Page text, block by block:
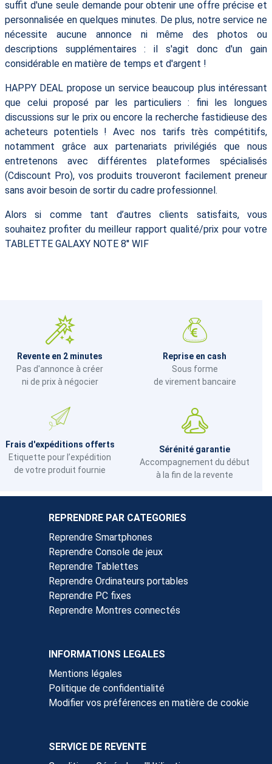
suffit d'une seule demande pour obtenir une offre précise et
personnalisée en quelques minutes. De plus, notre service ne
nécessite aucune annonce ni même des photos ou
descriptions supplémentaires : il s'agit donc d'un gain
considérable en matière de temps et d'argent !
HAPPY DEAL propose un service beaucoup plus intéressant
que celui proposé par les particuliers : fini les longues
discussions sur le prix ou encore la recherche fastidieuse des
acheteurs potentiels ! Avec nos tarifs très compétitifs,
notamment grâce aux partenariats privilégiés que nous
entretenons avec différentes plateformes spécialisés
(Cdiscount Pro), vos produits trouveront facilement preneur
sans avoir besoin de sortir du cadre professionnel.
Alors si comme tant d’autres clients satisfaits, vous
souhaitez profiter du meilleur rapport qualité/prix pour votre
TABLETTE GALAXY NOTE 8'' WIF
Revente en 2 minutes
Pas d'annonce à créer
ni de prix à négocier
Reprise en cash
Sous forme
de virement bancaire
Frais d'expéditions offerts
Etiquette pour l’expédition
de votre produit fournie
Sérénité garantie
Accompagnement du début
à la fin de la revente
REPRENDRE PAR CATEGORIES
Reprendre Smartphones
Reprendre Console de jeux
Reprendre Tablettes
Reprendre Ordinateurs portables
Reprendre PC fixes
Reprendre Montres connectés
INFORMATIONS LEGALES
Mentions légales
Politique de confidentialité
Modifier vos préférences en matière de cookie
SERVICE DE REVENTE